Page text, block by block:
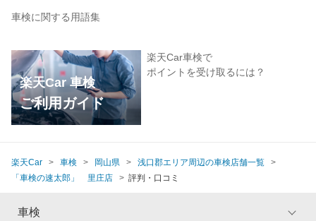
車検に関する用語集
楽天Car 車検
ご利用ガイド
楽天Car車検で
ポイントを受け取るには？
楽天Car 車検 岡山県
浅口郡エリア周辺の車検店舗一覧
「車検の速太郎」 里庄店
評判・口コミ
車検